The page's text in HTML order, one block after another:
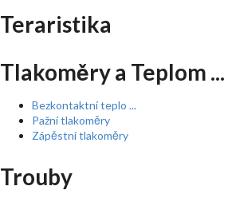
Teraristika
Tlakoměry a Teplom ...
Bezkontaktní teplo ...
Pažní tlakoměry
Zápěstní tlakoměry
Trouby